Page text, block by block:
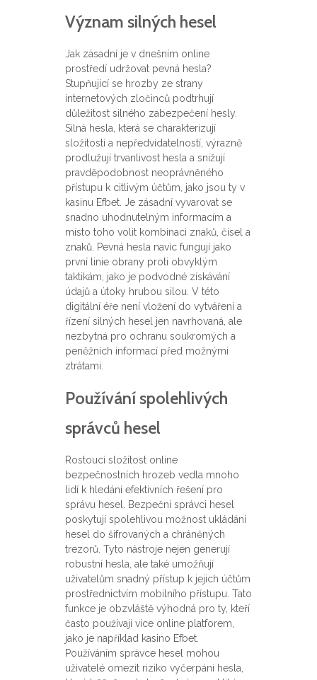
Význam silných hesel
Jak zásadní je v dnešním online
prostředí udržovat pevná hesla?
Stupňující se hrozby ze strany
internetových zločinců podtrhují
důležitost silného zabezpečení hesly.
Silná hesla, která se charakterizují
složitostí a nepředvídatelností, výrazně
prodlužují trvanlivost hesla a snižují
pravděpodobnost neoprávněného
přístupu k citlivým účtům, jako jsou ty v
kasinu Efbet. Je zásadní vyvarovat se
snadno uhodnutelným informacím a
místo toho volit kombinaci znaků, čísel a
znaků. Pevná hesla navíc fungují jako
první linie obrany proti obvyklým
taktikám, jako je podvodné získávání
údajů a útoky hrubou silou. V této
digitální éře není vložení do vytváření a
řízení silných hesel jen navrhovaná, ale
nezbytná pro ochranu soukromých a
peněžních informací před možnými
ztrátami.
Používání spolehlivých
správců hesel
Rostoucí složitost online
bezpečnostních hrozeb vedla mnoho
lidí k hledání efektivních řešení pro
správu hesel. Bezpeční správci hesel
poskytují spolehlivou možnost ukládání
hesel do šifrovaných a chráněných
trezorů. Tyto nástroje nejen generují
robustní hesla, ale také umožňují
uživatelům snadný přístup k jejich účtům
prostřednictvím mobilního přístupu. Tato
funkce je obzvláště výhodná pro ty, kteří
často používají více online platforem,
jako je například kasino Efbet.
Používáním správce hesel mohou
uživatelé omezit riziko vyčerpání hesla,